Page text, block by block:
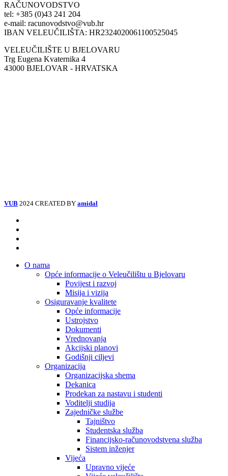
RAČUNOVODSTVO
tel: +385 (0)43 241 204
e-mail: racunovodstvo@vub.hr
IBAN VELEUČILIŠTA: HR2324020061100525045
VELEUČILIŠTE U BJELOVARU
Trg Eugena Kvaternika 4
43000 BJELOVAR - HRVATSKA
VUB 2024 CREATED BY amidal
Close
O nama
Opće informacije o Veleučilištu u Bjelovaru
Povijest i razvoj
Misija i vizija
Osiguravanje kvalitete
Opće informacije
Ustrojstvo
Dokumenti
Vrednovanja
Akcijski planovi
Godišnji ciljevi
Organizacija
Organizacijska shema
Dekanica
Prodekan za nastavu i studenti
Voditelji studija
Zajedničke službe
Tajništvo
Studentska služba
Financijsko-računovodstvena služba
Sistem inženjer
Vijeća
Upravno vijeće